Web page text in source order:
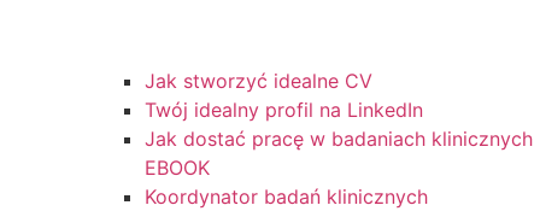
Jak stworzyć idealne CV
Twój idealny profil na LinkedIn
Jak dostać pracę w badaniach klinicznych
EBOOK
Koordynator badań klinicznych